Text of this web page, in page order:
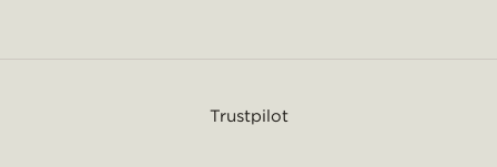
Trustpilot